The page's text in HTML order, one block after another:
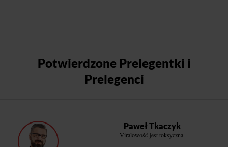
Potwierdzone Prelegentki i
Prelegenci
Paweł Tkaczyk
Viralowość jest toksyczna.